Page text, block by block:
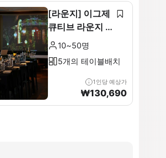
[라운지] 이그제
큐티브 라운지 &
테라스 전층(11F
10~50명
5개의 테이블배치
1인당 예상가
₩130,690